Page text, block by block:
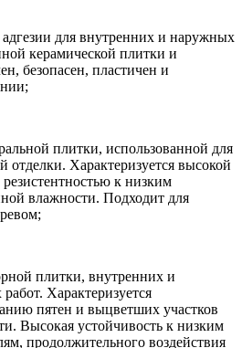
для внутренних и наружных
керамической плитки и
безопасен, пластичен и
плитки, использованной для
Характеризуется высокой
к низким
влажности. Подходит для
плитки, внутренних и
Характеризуется
пятен и выцветших участков
Высокая устойчивость к низким
продолжительного воздействия